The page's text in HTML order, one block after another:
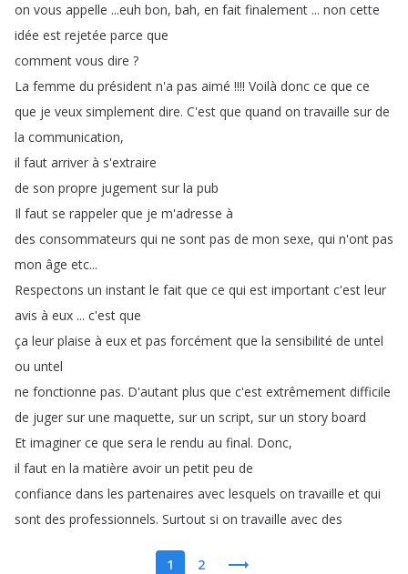
on vous appelle ...euh bon, bah, en fait finalement ... non cette
idée est rejetée parce que
comment vous dire ?
La femme du président n'a pas aimé !!!! Voilà donc ce que ce
que je veux simplement dire. C'est que quand on travaille sur de
la communication,
il faut arriver à s'extraire
de son propre jugement sur la pub
Il faut se rappeler que je m'adresse à
des consommateurs qui ne sont pas de mon sexe, qui n'ont pas
mon âge etc...
Respectons un instant le fait que ce qui est important c'est leur
avis à eux ... c'est que
ça leur plaise à eux et pas forcément que la sensibilité de untel
ou untel
ne fonctionne pas. D'autant plus que c'est extrêmement difficile
de juger sur une maquette, sur un script, sur un story board
Et imaginer ce que sera le rendu au final. Donc,
il faut en la matière avoir un petit peu de
confiance dans les partenaires avec lesquels on travaille et qui
sont des professionnels. Surtout si on travaille avec des
1 2